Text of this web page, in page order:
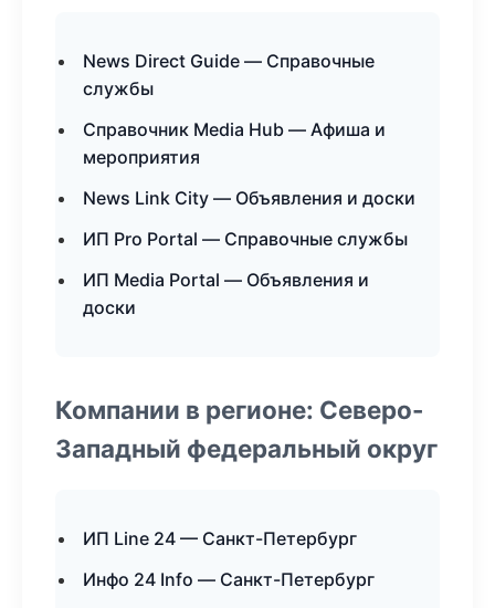
News Direct Guide — Справочные
службы
Справочник Media Hub — Афиша и
мероприятия
News Link City — Объявления и доски
ИП Pro Portal — Справочные службы
ИП Media Portal — Объявления и
доски
Компании в регионе: Северо-
Западный федеральный округ
ИП Line 24 — Санкт-Петербург
Инфо 24 Info — Санкт-Петербург